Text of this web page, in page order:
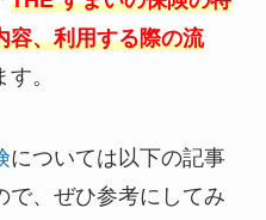
容、利用する際の流
。
については以下の記事
で、ぜひ参考にしてみ